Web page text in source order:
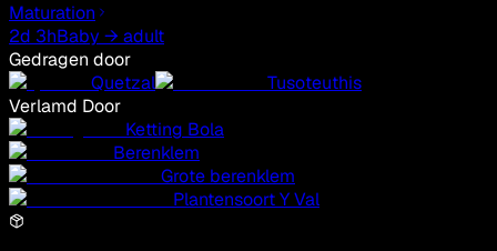
Maturation
2d 3hBaby → adult
Gedragen door
Quetzal
Tusoteuthis
Verlamd Door
Ketting Bola
Berenklem
Grote berenklem
Plantensoort Y Val